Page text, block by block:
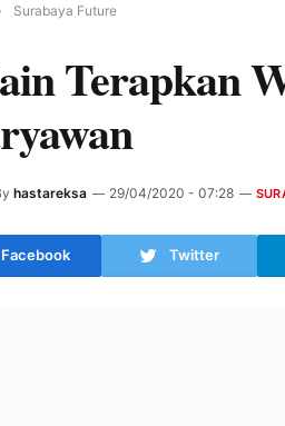
Surabaya Future
Terapkan
hastareksa 29/04/2020 - 07:28
Facebook Twitter